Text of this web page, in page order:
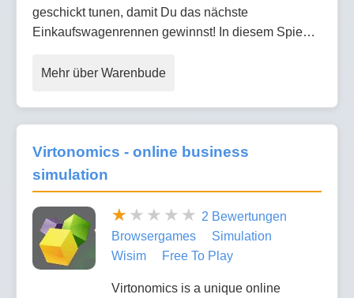
geschickt tunen, damit Du das nächste
Einkaufswagenrennen gewinnst! In diesem Spie…
Mehr über Warenbude
Virtonomics - online business
simulation
2 Bewertungen
Browsergames
Simulation
Wisim
Free To Play
Virtonomics is a unique online